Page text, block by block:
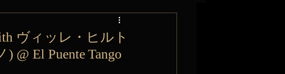
ヴィッレ・ヒルト
@ El Puente Tango